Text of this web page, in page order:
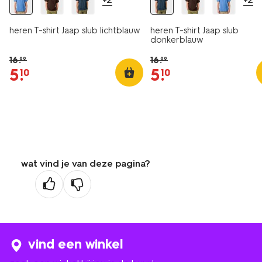
heren T-shirt Jaap slub lichtblauw
16.99
5.
10
heren T-shirt Jaap slub
donkerblauw
16.99
5.
10
wat vind je van deze pagina?
vind een winkel